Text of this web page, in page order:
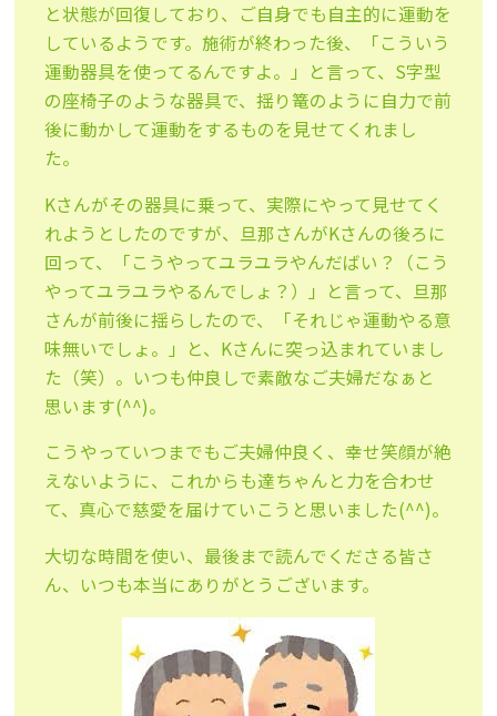
と状態が回復しており、ご自身でも自主的に運動を
しているようです。施術が終わった後、「こういう
運動器具を使ってるんですよ。」と言って、S字型
の座椅子のような器具で、揺り篭のように自力で前
後に動かして運動をするものを見せてくれまし
た。
Kさんがその器具に乗って、実際にやって見せてく
れようとしたのですが、旦那さんがKさんの後ろに
回って、「こうやってユラユラやんだばい？（こう
やってユラユラやるんでしょ？）」と言って、旦那
さんが前後に揺らしたので、「それじゃ運動やる意
味無いでしょ。」と、Kさんに突っ込まれていまし
た（笑）。いつも仲良しで素敵なご夫婦だなぁと
思います(^^)。
こうやっていつまでもご夫婦仲良く、幸せ笑顔が絶
えないように、これからも達ちゃんと力を合わせ
て、真心で慈愛を届けていこうと思いました(^^)。
大切な時間を使い、最後まで読んでくださる皆さ
ん、いつも本当にありがとうございます。